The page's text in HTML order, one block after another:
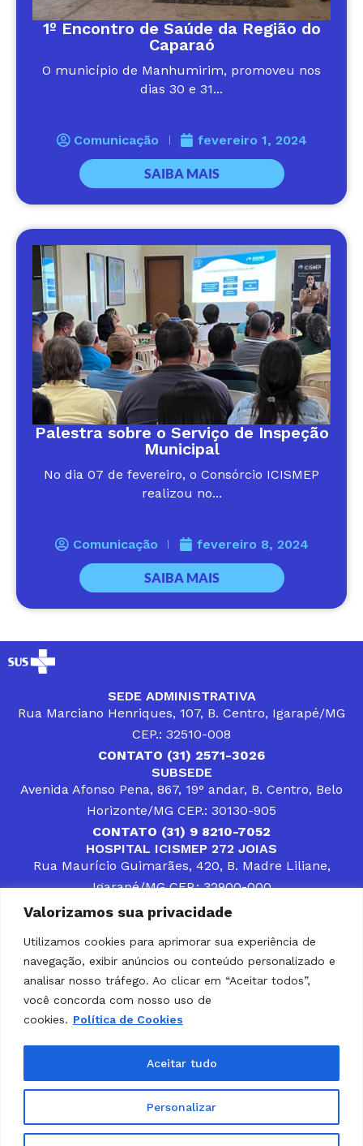
Valorizamos sua privacidade
Utilizamos cookies para aprimorar sua experiência de
navegação, exibir anúncios ou conteúdo personalizado e
analisar nosso tráfego. Ao clicar em “Aceitar todos”,
você concorda com nosso uso de
cookies. Política de Cookies
Personalizar
Aceitar tudo
1º Encontro de Saúde da Região do
Caparaó
O município de Manhumirim, promoveu nos
dias 30 e 31...
Comunicação fevereiro 1, 2024
SAIBA MAIS
Palestra sobre o Serviço de Inspeção
Municipal
No dia 07 de fevereiro, o Consórcio ICISMEP
realizou no...
Comunicação fevereiro 8, 2024
SAIBA MAIS
SEDE ADMINISTRATIVA
Rua Marciano Henriques, 107, B. Centro, Igarapé/MG
CEP.: 32510-008
CONTATO (31) 2571-3026
SUBSEDE
Avenida Afonso Pena, 867, 19° andar, B. Centro, Belo
Horizonte/MG CEP.: 30130-905
CONTATO (31) 9 8210-7052
HOSPITAL ICISMEP 272 JOIAS
Rua Maurício Guimarães, 420, B. Madre Liliane,
Igarapé/MG CEP.: 32900-000
CONTATOS (31) 3512-4400 ou (31) 9 8309-8660
DESENVOLVER SOLUÇÕES, AÇÕES E SERVIÇOS
PÚBLICOS QUE COMPLEMENTEM A ASSISTÊNCIA À
POPULAÇÃO DA REGIÃO EM QUE ATUA, SENDO
PARCEIRO DOS MUNICÍPIOS CONSORCIADOS NA
SOLUÇÃO DE DIFICULDADES ENFRENTADAS POR
GESTORES MUNICIPAIS, É O COMPROMISSO DO
ICISMEP.
Home Institucional Municípios
Portal da Integridade
LGPD